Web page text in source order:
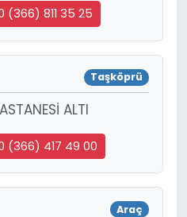
(366) 811 35 25
Taşköprü
ALTI
(366) 417 49 00
Araç